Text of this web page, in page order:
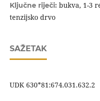
Ključne riječi: bukva, 1-3
tenzijsko drvo
SAŽETAK
UDK 630*81:674.031.632.2